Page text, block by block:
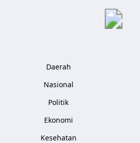
Daerah
Nasional
Politik
Ekonomi
Kesehatan